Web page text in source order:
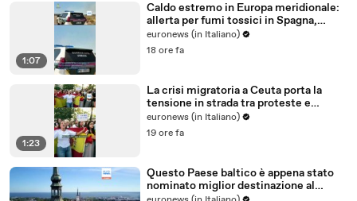
1:07
Caldo estremo in Europa meridionale:
allerta per fumi tossici in Spagna,
Francia ferma reattori
euronews (in Italiano)
18 ore fa
1:23
La crisi migratoria a Ceuta porta la
tensione in strada tra proteste e
critiche al governo
euronews (in Italiano)
19 ore fa
Questo Paese baltico è appena stato
nominato miglior destinazione al